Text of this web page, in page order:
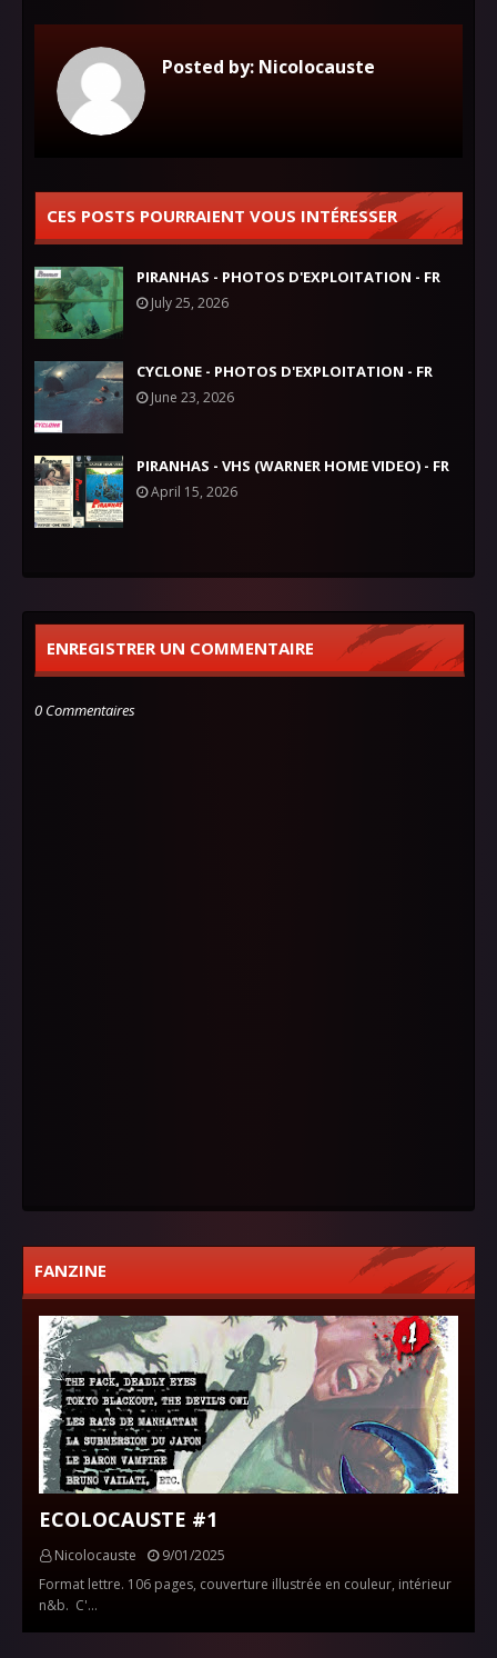
Posted by: Nicolocauste
CES POSTS POURRAIENT VOUS INTÉRESSER
PIRANHAS - PHOTOS D'EXPLOITATION - FR
July 25, 2026
CYCLONE - PHOTOS D'EXPLOITATION - FR
June 23, 2026
PIRANHAS - VHS (WARNER HOME VIDEO) - FR
April 15, 2026
ENREGISTRER UN COMMENTAIRE
0 Commentaires
FANZINE
ECOLOCAUSTE #1
Nicolocauste
9/01/2025
Format lettre. 106 pages, couverture illustrée en couleur, intérieur
n&b. C'…